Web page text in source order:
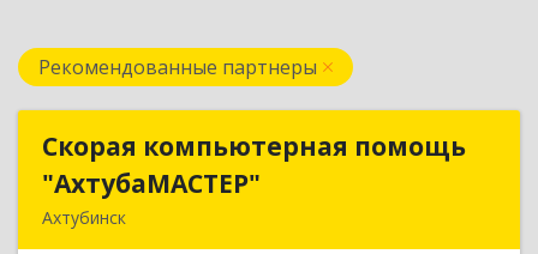
Рекомендованные партнеры
Скорая компьютерная помощь
"АхтубаМАСТЕР"
Ахтубинск
Скорая компьютерная помощь